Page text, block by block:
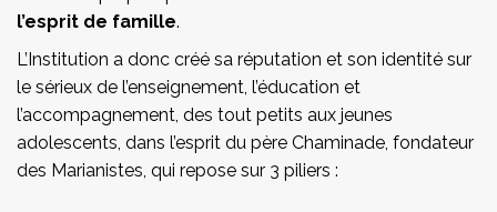
l’esprit de famille.
L’Institution a donc créé sa réputation et son identité sur
le sérieux de l’enseignement, l’éducation et
l’accompagnement, des tout petits aux jeunes
adolescents, dans l’esprit du père Chaminade, fondateur
des Marianistes, qui repose sur 3 piliers :